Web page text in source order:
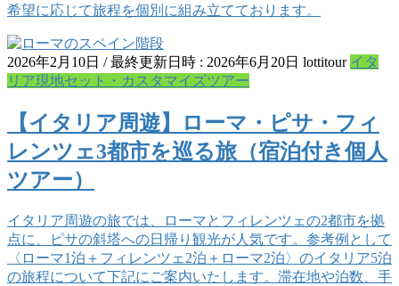
希望に応じて旅程を個別に組み立てております。
2026年2月10日 / 最終更新日時 : 2026年6月20日 lottitour イタ
リア現地セット・カスタマイズツアー
【イタリア周遊】ローマ・ピサ・フィ
レンツェ3都市を巡る旅（宿泊付き個人
ツアー）
イタリア周遊の旅では、ローマとフィレンツェの2都市を拠
点に、ピサの斜塔への日帰り観光が人気です。参考例として
〈ローマ1泊＋フィレンツェ2泊＋ローマ2泊〉のイタリア5泊
の旅程について下記にご案内いたします。滞在地や泊数、手